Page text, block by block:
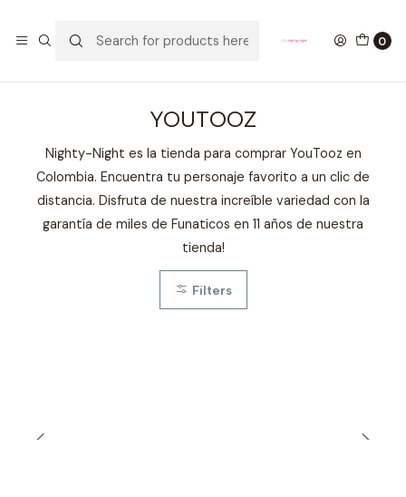
0
YOUTOOZ
Nighty-Night es la tienda para comprar YouTooz en
Colombia. Encuentra tu personaje favorito a un clic de
distancia. Disfruta de nuestra increíble variedad con la
garantía de miles de Funaticos en 11 años de nuestra
tienda!
Filters